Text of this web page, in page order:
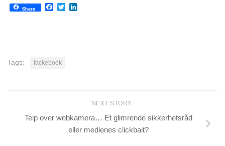
Share Facebook
Twitter
Tags: fackebook
NEXT STORY
Teip over webkamera… Et glimrende sikkerhetsråd
eller medienes clickbait?